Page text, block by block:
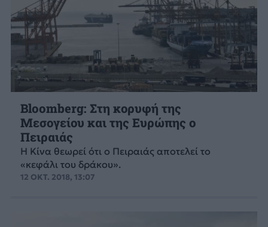
Bloomberg: Στη κορυφή της
Μεσογείου και της Ευρώπης ο
Πειραιάς
Η Κίνα θεωρεί ότι ο Πειραιάς αποτελεί το
«κεφάλι του δράκου».
12 ΟΚΤ. 2018, 13:07